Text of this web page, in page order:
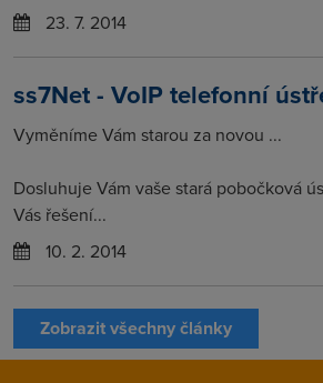
23. 7. 2014
ss7Net - VoIP telefonní
Vyměníme Vám starou za novou ...
Dosluhuje Vám vaše stará pobočková
Vás řešení...
10. 2. 2014
Zobrazit všechny články